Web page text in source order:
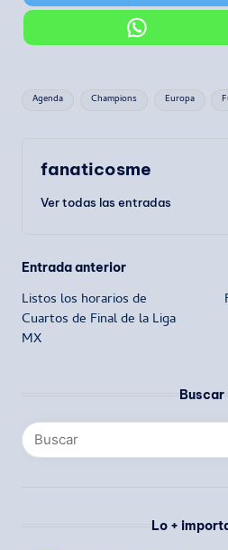
Etiquetas:
Agenda Champions Europa
fanaticosme
Ver todas las entradas
Navegación
de
entradas
Entrada anterior
Listos los horarios de
Cuartos de Final de la Liga
MX
Buscar
Lo +